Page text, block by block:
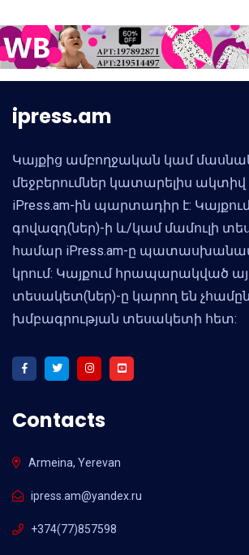
ipress.am
Կայքից ամբողջական կամ
մեջբերումներ կատարելիս ակտիվ
iPress.am-ին պարտադիր է:
գովազդ(ներ)-ի և/կամ մամուլի
համար iPress.am-ը
կրում: Կայքում հրապարակված
տեսակետ(ներ)-ը կարող են
խմբագրության տեսակետի հետ:
Contacts
Armeina, Yerevan
ipress.am@yandex.ru
+374(77)857598